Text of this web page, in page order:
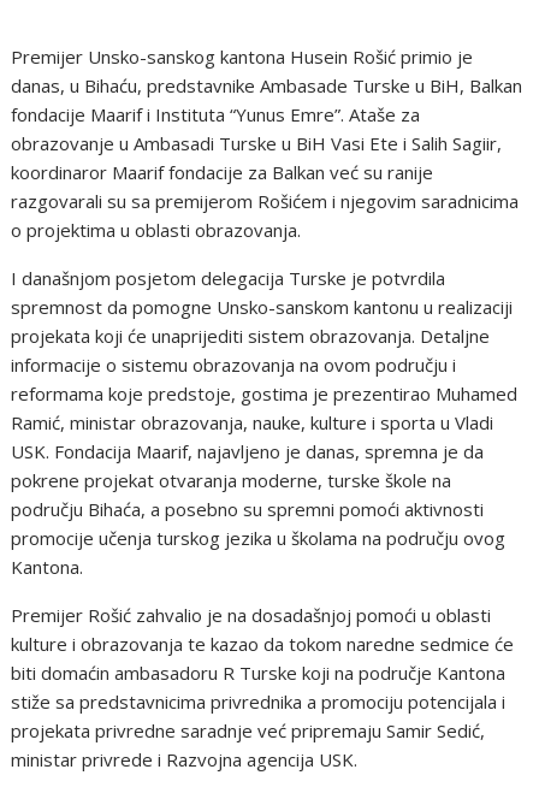
Premijer Unsko-sanskog kantona Husein Rošić primio je
danas, u Bihaću, predstavnike Ambasade Turske u BiH, Balkan
fondacije Maarif i Instituta “Yunus Emre”. Ataše za
obrazovanje u Ambasadi Turske u BiH Vasi Ete i Salih Sagiir,
koordinaror Maarif fondacije za Balkan već su ranije
razgovarali su sa premijerom Rošićem i njegovim saradnicima
o projektima u oblasti obrazovanja.
I današnjom posjetom delegacija Turske je potvrdila
spremnost da pomogne Unsko-sanskom kantonu u realizaciji
projekata koji će unaprijediti sistem obrazovanja. Detaljne
informacije o sistemu obrazovanja na ovom području i
reformama koje predstoje, gostima je prezentirao Muhamed
Ramić, ministar obrazovanja, nauke, kulture i sporta u Vladi
USK. Fondacija Maarif, najavljeno je danas, spremna je da
pokrene projekat otvaranja moderne, turske škole na
području Bihaća, a posebno su spremni pomoći aktivnosti
promocije učenja turskog jezika u školama na području ovog
Kantona.
Premijer Rošić zahvalio je na dosadašnjoj pomoći u oblasti
kulture i obrazovanja te kazao da tokom naredne sedmice će
biti domaćin ambasadoru R Turske koji na područje Kantona
stiže sa predstavnicima privrednika a promociju potencijala i
projekata privredne saradnje već pripremaju Samir Sedić,
ministar privrede i Razvojna agencija USK.